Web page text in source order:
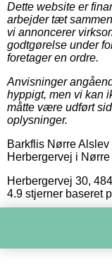
Dette website er
arbejder tæt
vi annoncerer
godtgørelse under
foretager en ordre.
Anvisninger
hyppigt, men vi kan
måtte være udført
oplysninger.
Barkflis Nørre Alslev
Herbergervej i
Herbergervej 30,
4.9 stjerner baseret